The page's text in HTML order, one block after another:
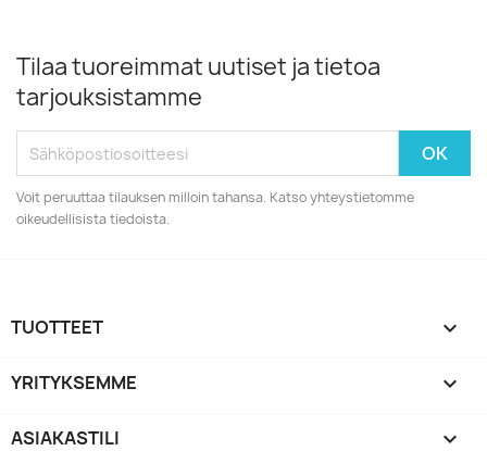
Tilaa tuoreimmat uutiset ja tietoa
tarjouksistamme
Voit peruuttaa tilauksen milloin tahansa. Katso yhteystietomme
oikeudellisista tiedoista.
TUOTTEET 
YRITYKSEMME 
ASIAKASTILI 